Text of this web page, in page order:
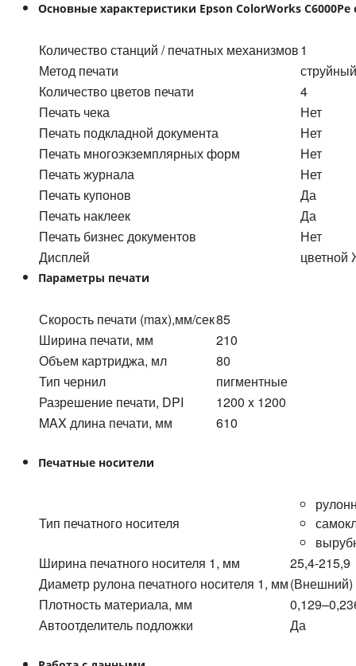
Основные характеристики Epson ColorWorks
Количество станций / печатных механизмов1
Метод печати
струйный
Количество цветов печати
4
Печать чека
Нет
Печать подкладной документа
Нет
Печать многоэкземплярных форм
Нет
Печать журнала
Нет
Печать купонов
Да
Печать наклеек
Да
Печать бизнес документов
Нет
Дисплей
цветной
Параметры печати
Скорость печати (max),мм/сек85
Ширина печати, мм
210
Объем картриджа, мл
80
Тип чернил
пигментные
Разрешение печати, DPI
1200 x 1200
MAX длина печати, мм
610
Печатные носители
Тип печатного носителя
Ширина печатного носителя 1, мм
25,4-215,9
Диаметр рулона печатного носителя 1, мм(Внешний)
Плотность материала, мм
Автоотделитель подложки
Да